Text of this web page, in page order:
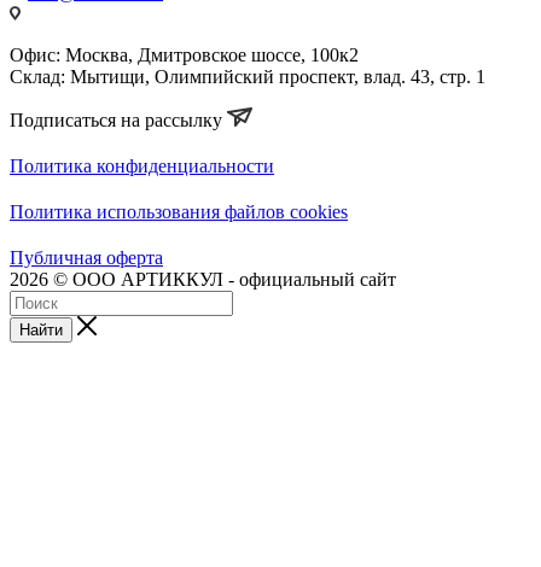
Офис: Москва, Дмитровское шоссе, 100к2
Склад: Мытищи, Олимпийский проспект, влад. 43, стр. 1
Подписаться на рассылку
Политика конфиденциальности
Политика использования файлов cookies
Публичная оферта
2026 © ООО АРТИККУЛ - официальный сайт
Найти